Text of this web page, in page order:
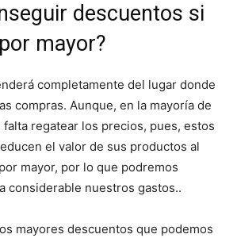
descuentos si
mayor?
completamente del lugar donde
compras. Aunque, en la mayoría de
falta regatear los precios, pues, estos
el valor de sus productos al
mayor, por lo que podremos
considerable nuestros gastos..
mayores descuentos que podemos